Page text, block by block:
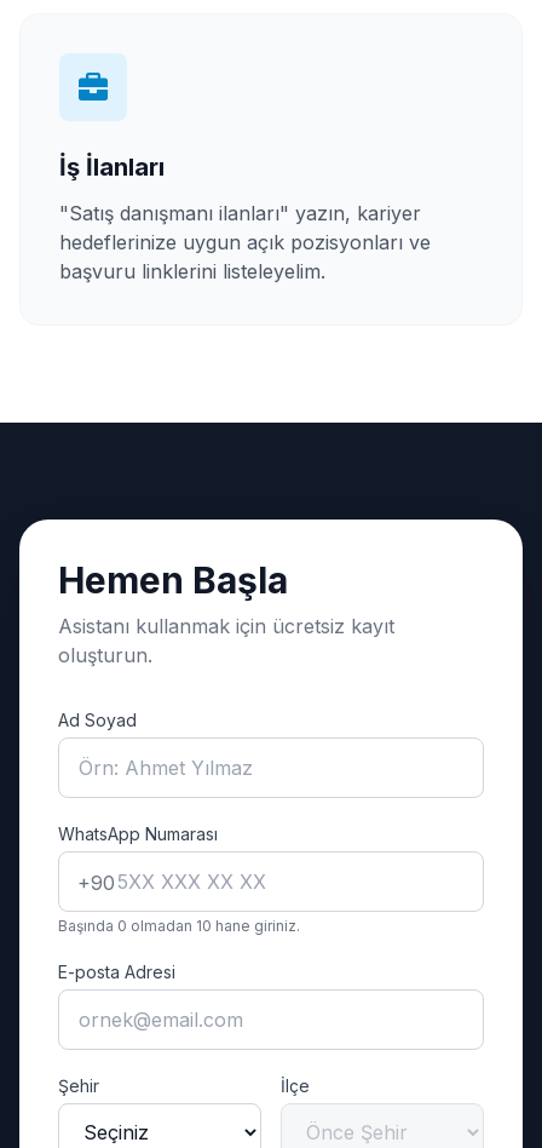
İş İlanları
"Satış danışmanı ilanları" yazın, kariyer
hedeflerinize uygun açık pozisyonları ve
başvuru linklerini listeleyelim.
Hemen Başla
Asistanı kullanmak için ücretsiz kayıt
oluşturun.
Ad Soyad
WhatsApp Numarası
+90
Başında 0 olmadan 10 hane giriniz.
E-posta Adresi
Şehir İlçe